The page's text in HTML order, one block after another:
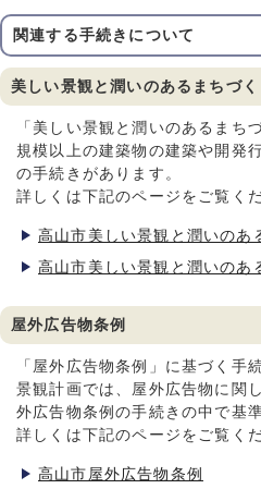
関連する手続きについて
美しい景観と潤いのあるまちづく
「美しい景観と潤いのあるまち
規模以上の建築物の建築や開発
の手続きがあります。
詳しくは下記のページをご覧くだ
高山市美しい景観と潤いのあ
高山市美しい景観と潤いのあ
屋外広告物条例
「屋外広告物条例」に基づく手
景観計画では、屋外広告物に関
外広告物条例の手続きの中で基
詳しくは下記のページをご覧くだ
高山市屋外広告物条例